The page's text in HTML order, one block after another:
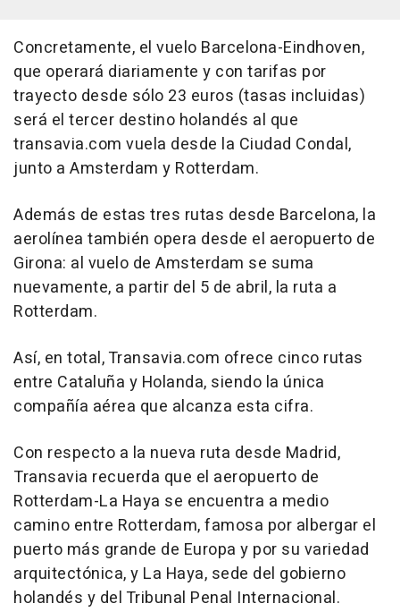
Concretamente, el vuelo Barcelona-Eindhoven,
que operará diariamente y con tarifas por
trayecto desde sólo 23 euros (tasas incluidas)
será el tercer destino holandés al que
transavia.com vuela desde la Ciudad Condal,
junto a Amsterdam y Rotterdam.
Además de estas tres rutas desde Barcelona, la
aerolínea también opera desde el aeropuerto de
Girona: al vuelo de Amsterdam se suma
nuevamente, a partir del 5 de abril, la ruta a
Rotterdam.
Así, en total, Transavia.com ofrece cinco rutas
entre Cataluña y Holanda, siendo la única
compañía aérea que alcanza esta cifra.
Con respecto a la nueva ruta desde Madrid,
Transavia recuerda que el aeropuerto de
Rotterdam-La Haya se encuentra a medio
camino entre Rotterdam, famosa por albergar el
puerto más grande de Europa y por su variedad
arquitectónica, y La Haya, sede del gobierno
holandés y del Tribunal Penal Internacional.